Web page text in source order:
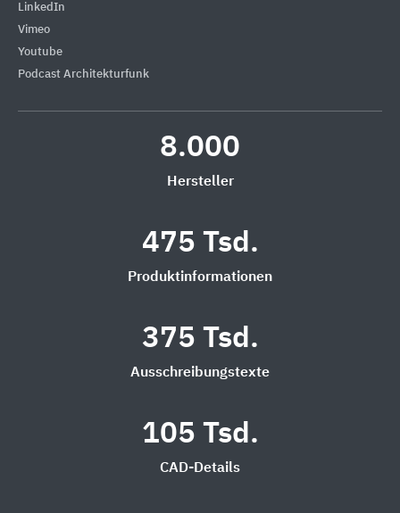
LinkedIn
Vimeo
Youtube
Podcast Architekturfunk
8.000
Hersteller
475 Tsd.
Produktinformationen
375 Tsd.
Ausschreibungstexte
105 Tsd.
CAD-Details